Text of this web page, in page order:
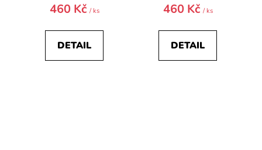
460 Kč / ks
DETAIL
460 Kč / ks
DETAIL